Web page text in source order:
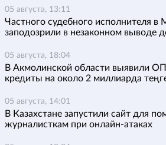
05 августа, 13:11
Частного судебного исполнителя в
заподозрили в незаконном выводе
05 августа, 18:04
В Акмолинской области выявили
кредиты на около 2 миллиарда
05 августа, 14:01
В Казахстане запустили сайт для
журналисткам при онлайн-атаках